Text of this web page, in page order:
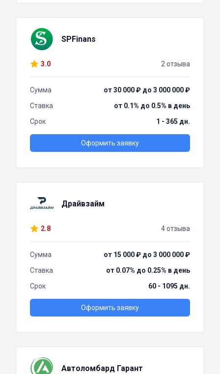
SPFinans
3.0 2 отзыва
Сумма
от 30 000 ₽ до 3 000 000 ₽
Ставка
от 0.1% до 0.5% в день
Срок
1 - 365 дн.
Оформить заявку
Драйвзайм
2.8 4 отзыва
Сумма
от 15 000 ₽ до 3 000 000 ₽
Ставка
от 0.07% до 0.25% в день
Срок
60 - 1095 дн.
Оформить заявку
Автоломбард Гарант